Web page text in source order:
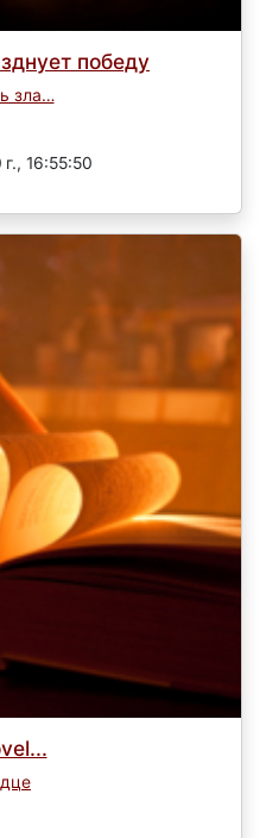
победу
зла…
16:55:50